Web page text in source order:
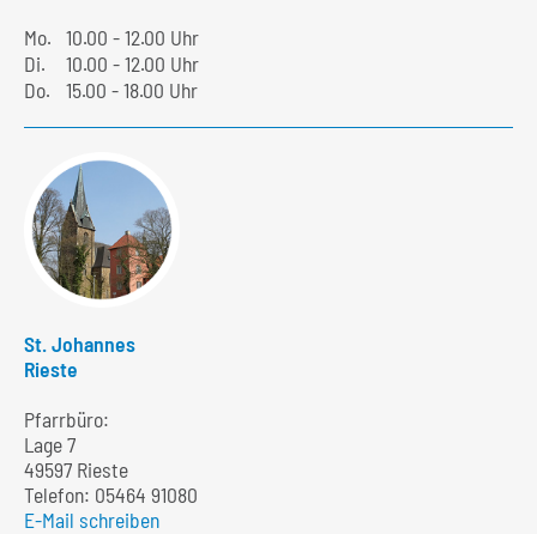
Mo. 10.00 - 12.00 Uhr
Di.
10.00 - 12.00 Uhr
Do.
15.00 - 18.00 Uhr
St. Johannes
Rieste
Pfarrbüro:
Lage 7
49597 Rieste
Telefon: 05464 91080
E-Mail schreiben